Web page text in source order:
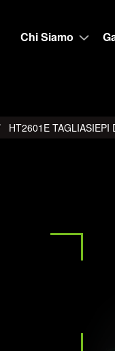
Chi Siamo
HT2601E TAGLIASIEPI